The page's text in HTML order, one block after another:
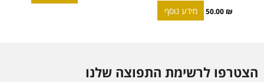
50.00 ₪ מידע נוסף
הצטרפו לרשימת התפוצה שלנו